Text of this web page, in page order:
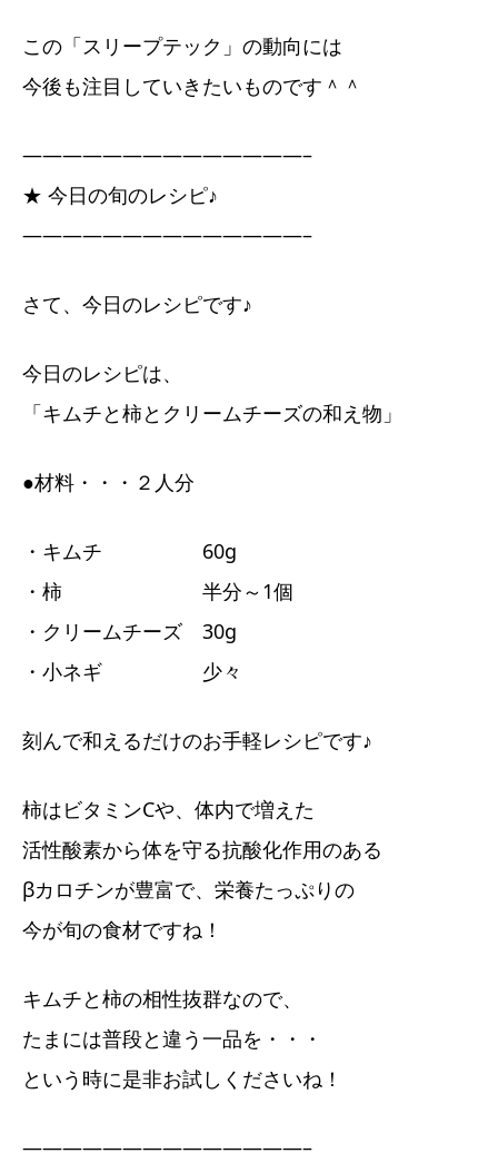
この「スリープテック」の動向には
今後も注目していきたいものです＾＾
——————————————–
★ 今日の旬のレシピ♪
——————————————–
さて、今日のレシピです♪
今日のレシピは、
「キムチと柿とクリームチーズの和え物」
●材料・・・２人分
・キムチ 60g
・柿 半分～1個
・クリームチーズ 30g
・小ネギ 少々
刻んで和えるだけのお手軽レシピです♪
柿はビタミンCや、体内で増えた
活性酸素から体を守る抗酸化作用のある
βカロチンが豊富で、栄養たっぷりの
今が旬の食材ですね！
キムチと柿の相性抜群なので、
たまには普段と違う一品を・・・
という時に是非お試しくださいね！
——————————————–